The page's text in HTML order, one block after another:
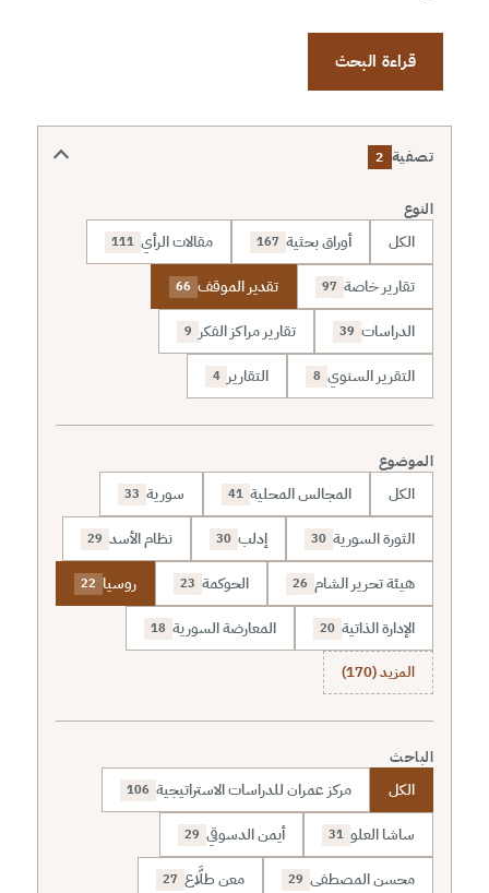
قراءة البحث
تصفية 2
النوع
الكل أوراق بحثية 167 مقالات الرأي 111
تقارير خاصة 97 تقدير الموقف 66
الدراسات 39 تقارير مراكز الفكر 9
التقرير السنوي 8 التقارير 4
الموضوع
الكل المجالس المحلية 41 سورية 33
الثورة السورية 30 إدلب 30 نظام الأسد 29
هيئة تحرير الشام 26 الحوكمة 23 روسيا 22
الإدارة الذاتية 20 المعارضة السورية 18
المزيد (170)
الباحث
الكل مركز عمران للدراسات الاستراتيجية 106
ساشا العلو 31 أيمن الدسوقي 29
محسن المصطفى 29 معن طلَّاع 27